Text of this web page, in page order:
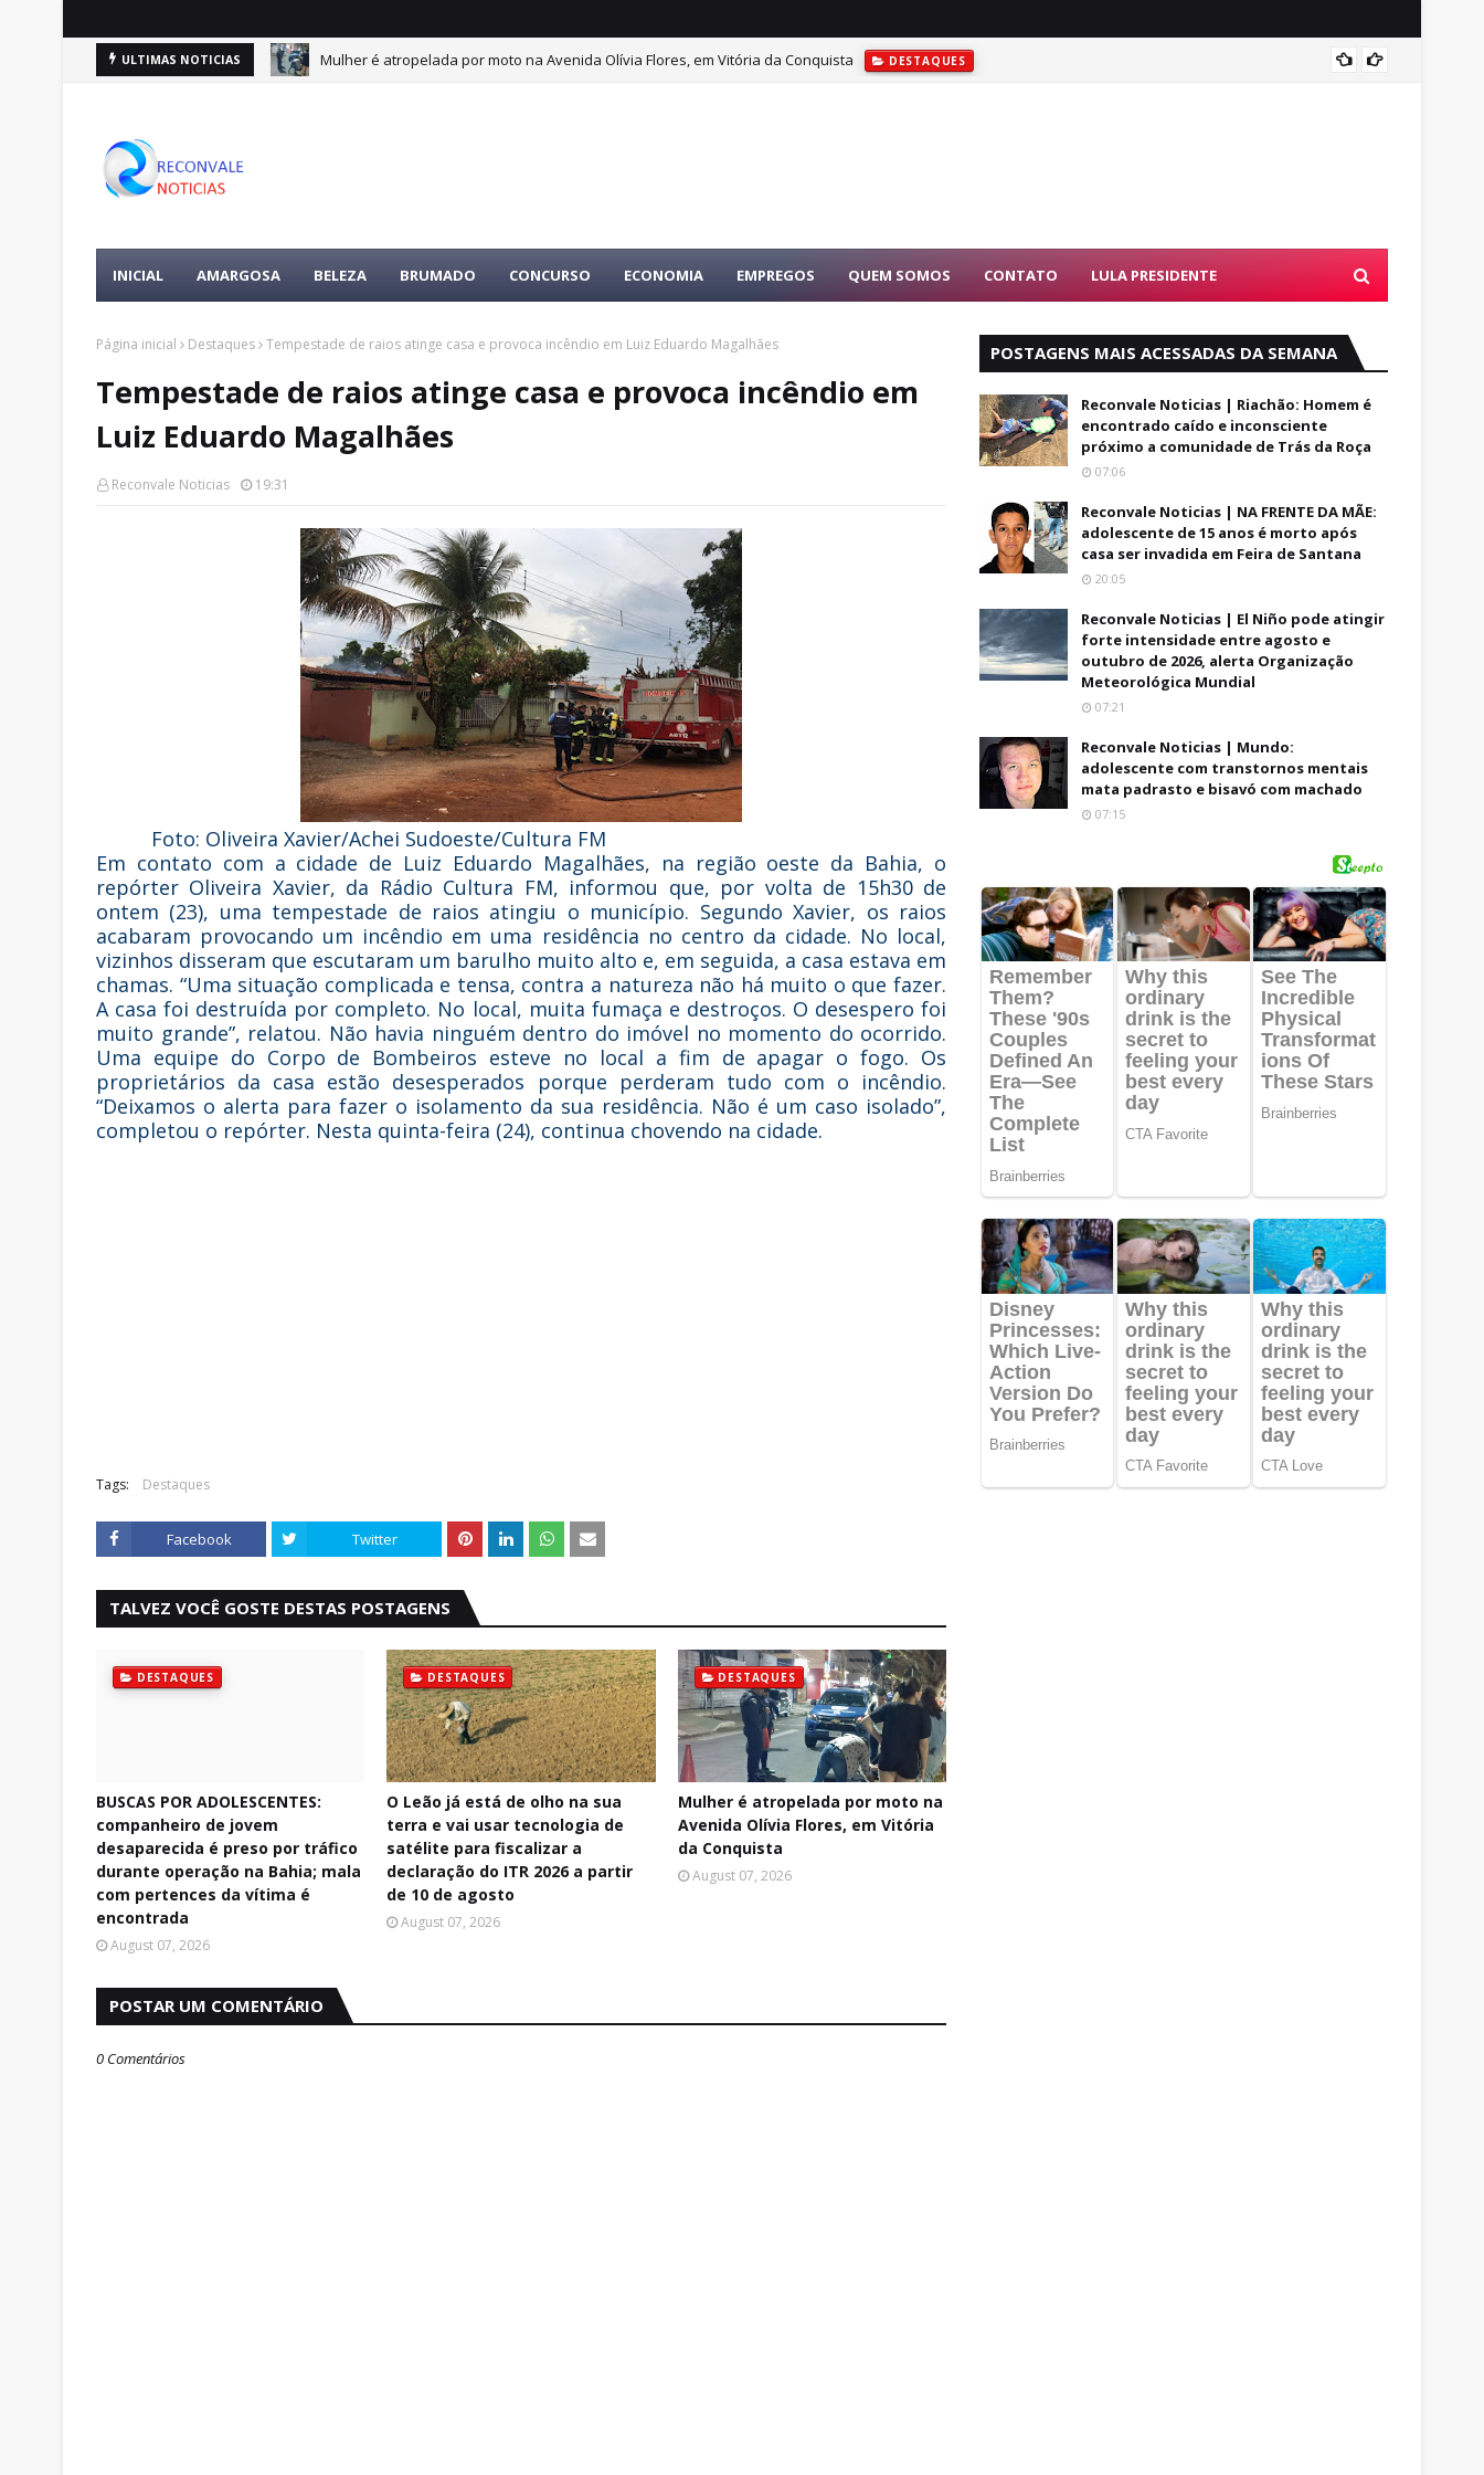
ULTIMAS NOTICIAS
DESTAQUES Mulher é atropelada por moto na Avenida Olívia Flores, em Vitória da Conquista DESTAQUES
INICIAL AMARGOSA BELEZA BRUMADO CONCURSO ECONOMIA EMPREGOS QUEM SOMOS CONTATO LULA PRESIDENTE
Página inicial Destaques Tempestade de raios atinge casa e provoca incêndio em Luiz Eduardo Magalhães
Tempestade de raios atinge casa e provoca incêndio em
Luiz Eduardo Magalhães
Reconvale Noticias 19:31
Foto: Oliveira Xavier/Achei Sudoeste/Cultura FM
Em contato com a cidade de Luiz Eduardo Magalhães, na região oeste da Bahia, o
repórter Oliveira Xavier, da Rádio Cultura FM, informou que, por volta de 15h30 de
ontem (23), uma tempestade de raios atingiu o município. Segundo Xavier, os raios
acabaram provocando um incêndio em uma residência no centro da cidade. No local,
vizinhos disseram que escutaram um barulho muito alto e, em seguida, a casa estava em
chamas. “Uma situação complicada e tensa, contra a natureza não há muito o que fazer.
A casa foi destruída por completo. No local, muita fumaça e destroços. O desespero foi
muito grande”, relatou. Não havia ninguém dentro do imóvel no momento do ocorrido.
Uma equipe do Corpo de Bombeiros esteve no local a fim de apagar o fogo. Os
proprietários da casa estão desesperados porque perderam tudo com o incêndio.
“Deixamos o alerta para fazer o isolamento da sua residência. Não é um caso isolado”,
completou o repórter. Nesta quinta-feira (24), continua chovendo na cidade.
Tags: Destaques
Facebook Twitter
TALVEZ VOCÊ GOSTE DESTAS POSTAGENS
DESTAQUES
BUSCAS POR ADOLESCENTES:
companheiro de jovem
desaparecida é preso por tráfico
durante operação na Bahia; mala
com pertences da vítima é
encontrada
August 07, 2026
DESTAQUES
O Leão já está de olho na sua
terra e vai usar tecnologia de
satélite para fiscalizar a
declaração do ITR 2026 a partir
de 10 de agosto
August 07, 2026
DESTAQUES
Mulher é atropelada por moto na
Avenida Olívia Flores, em Vitória
da Conquista
August 07, 2026
POSTAR UM COMENTÁRIO
0 Comentários
POSTAGENS MAIS ACESSADAS DA SEMANA
Reconvale Noticias | Riachão: Homem é
encontrado caído e inconsciente
próximo a comunidade de Trás da Roça
07:06
Reconvale Noticias | NA FRENTE DA MÃE:
adolescente de 15 anos é morto após
casa ser invadida em Feira de Santana
20:05
Reconvale Noticias | El Niño pode atingir
forte intensidade entre agosto e
outubro de 2026, alerta Organização
Meteorológica Mundial
07:21
Reconvale Noticias | Mundo:
adolescente com transtornos mentais
mata padrasto e bisavó com machado
07:15